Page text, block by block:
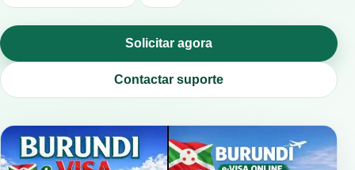
Solicitar agora
Contactar suporte